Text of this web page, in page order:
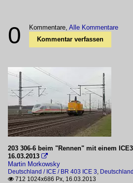
0 Kommentare, Alle Kommentare
Kommentar verfassen
203 306-6 beim "Rennen" mit einem
16.03.2013 
Martin Morkowsky
Deutschland / ICE / BR 403 ICE 3
 712 1024x686 Px, 16.03.2013